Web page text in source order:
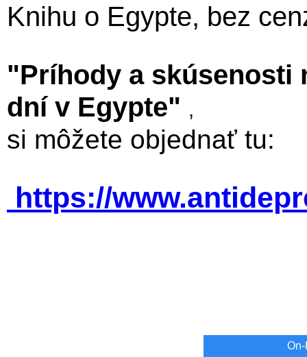
Knihu o Egypte, bez
"Príhody a skúsenosti
dní v Egypte" ,
si môžete objednať tu:
https://